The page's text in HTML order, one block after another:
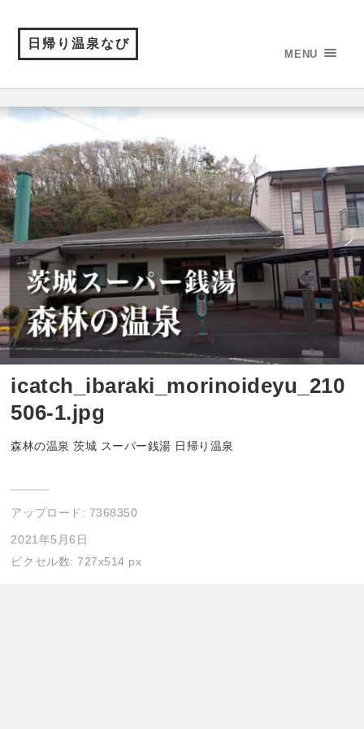
日帰り温泉なび
MENU
icatch_ibaraki_morinoideyu_210
506-1.jpg
森林の温泉 茨城 スーパー銭湯 日帰り温泉
アップロード: 7368350
2021年5月6日
ピクセル数: 727x514 px